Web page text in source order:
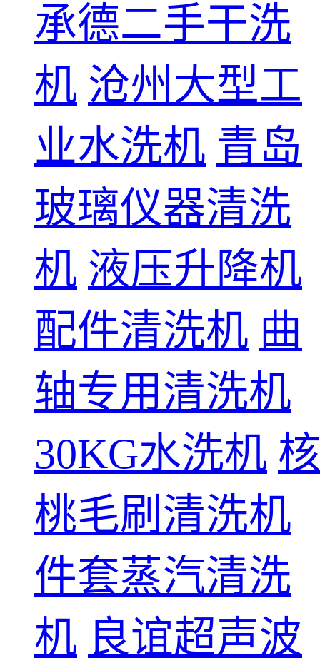
承德二手干洗
机 沧州大型工
业水洗机 青岛
玻璃仪器清洗
机 液压升降机
配件清洗机 曲
轴专用清洗机
30KG水洗机 核
桃毛刷清洗机
件套蒸汽清洗
机 良谊超声波